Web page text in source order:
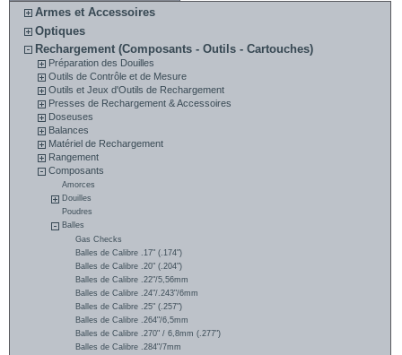
Armes et Accessoires
Optiques
Rechargement (Composants - Outils - Cartouches)
Préparation des Douilles
Outils de Contrôle et de Mesure
Outils et Jeux d'Outils de Rechargement
Presses de Rechargement & Accessoires
Doseuses
Balances
Matériel de Rechargement
Rangement
Composants
Amorces
Douilles
Poudres
Balles
Gas Checks
Balles de Calibre .17" (.174")
Balles de Calibre .20" (.204")
Balles de Calibre .22"/5,56mm
Balles de Calibre .24"/.243"/6mm
Balles de Calibre .25" (.257")
Balles de Calibre .264"/6,5mm
Balles de Calibre .270" / 6,8mm (.277")
Balles de Calibre .284"/7mm